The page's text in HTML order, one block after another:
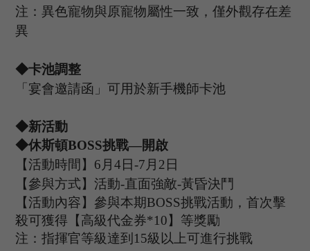
注：異色寵物與原寵物屬性一致，僅外觀存在差
異
◆卡池調整
「宴會邀請函」可用於新手機師卡池
◆新活動
◆休斯頓BOSS挑戰—開啟
【活動時間】 6 月4 日-7 月 2 日
【參與方式】 活動-直面強敵-黃昏決鬥
【活動內容】參與本期BOSS挑戰活動，首次擊
殺可獲得【高級代金券*10】等獎勵
注：指揮官等級達到 15級以上可進行挑戰